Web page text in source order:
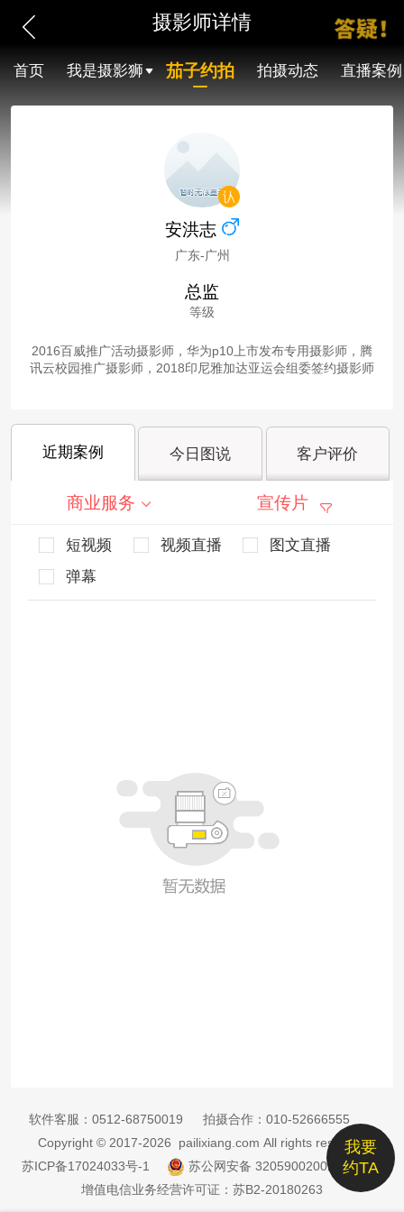
摄影师详情
首页 我是摄影狮 茄子约拍 拍摄动态 直播案例
安洪志
广东-广州
总监
等级
2016百威推广活动摄影师，华为p10上市发布专用摄影师，腾
讯云校园推广摄影师，2018印尼雅加达亚运会组委签约摄影师
近期案例 今日图说 客户评价
商业服务 宣传片
短视频 视频直播
图文直播
弹幕
我要
约TA
软件客服： 0512-68750019 拍摄合作： 010-52666555
Copyright © 2017-2026 pailixiang.com All rights reserved
苏ICP备17024033号-1
苏公网安备 32059002002885号
增值电信业务经营许可证：苏B2-20180263